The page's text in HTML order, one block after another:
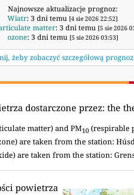
Najnowsze aktualizacje prognoz:
Wiatr: 3 dni temu [4 sie 2026 22:52]
matter: 3 dni temu [5 sie 2026
ozone: 3 dni temu [5 sie 2026 03:53]
żeby zobaczyć szczegółową
dostarczone przez: the
matter) and PM10(respirable
are taken from the station:
are taken from the station:
powietrza